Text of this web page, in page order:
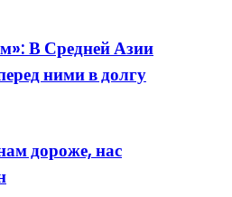
В Средней Азии
ними в долгу
дороже, нас